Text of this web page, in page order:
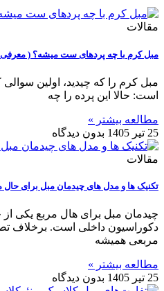
مقالات
مبل کرم با چه پردهای ست میشه؟ (
مبل کرم را که چیدید، اولین سوالی
است: حالا این پرده را چه
مطالعه بیشتر »
25 تیر 1405
بدون دیدگاه
مقالات
تکنیک ها و مدل های چیدمان مبل برای حال
چیدمان مبل برای هال مربع یکی
دکوراسیون داخلی است. برخلاف
مربعی همیشه
مطالعه بیشتر »
25 تیر 1405
بدون دیدگاه